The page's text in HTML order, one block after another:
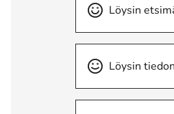
Löysin
Löysin